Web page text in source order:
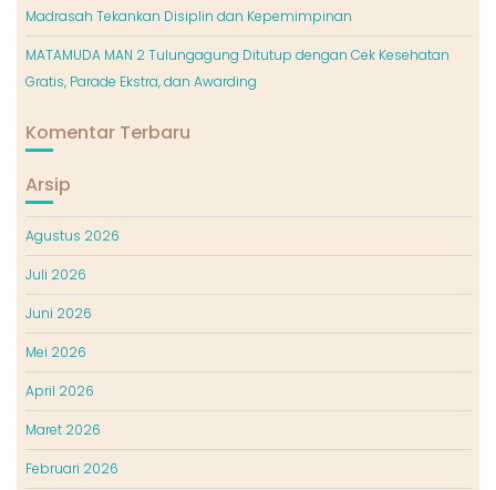
Madrasah Tekankan Disiplin dan Kepemimpinan
MATAMUDA MAN 2 Tulungagung Ditutup dengan Cek Kesehatan
Gratis, Parade Ekstra, dan Awarding
Komentar Terbaru
Arsip
Agustus 2026
Juli 2026
Juni 2026
Mei 2026
April 2026
Maret 2026
Februari 2026